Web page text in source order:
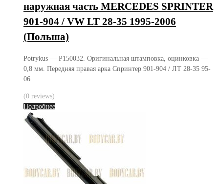
наружная часть MERCEDES SPRINTER
901-904 / VW LT 28-35 1995-2006
(Польша)
Potrykus — P150032. Оригинальная штамповка, оцинковка —
0,8 мм. Передняя правая арка Спринтер 901-904 / ЛТ 28-35 95-
06
(0 reviews)
Подробнее